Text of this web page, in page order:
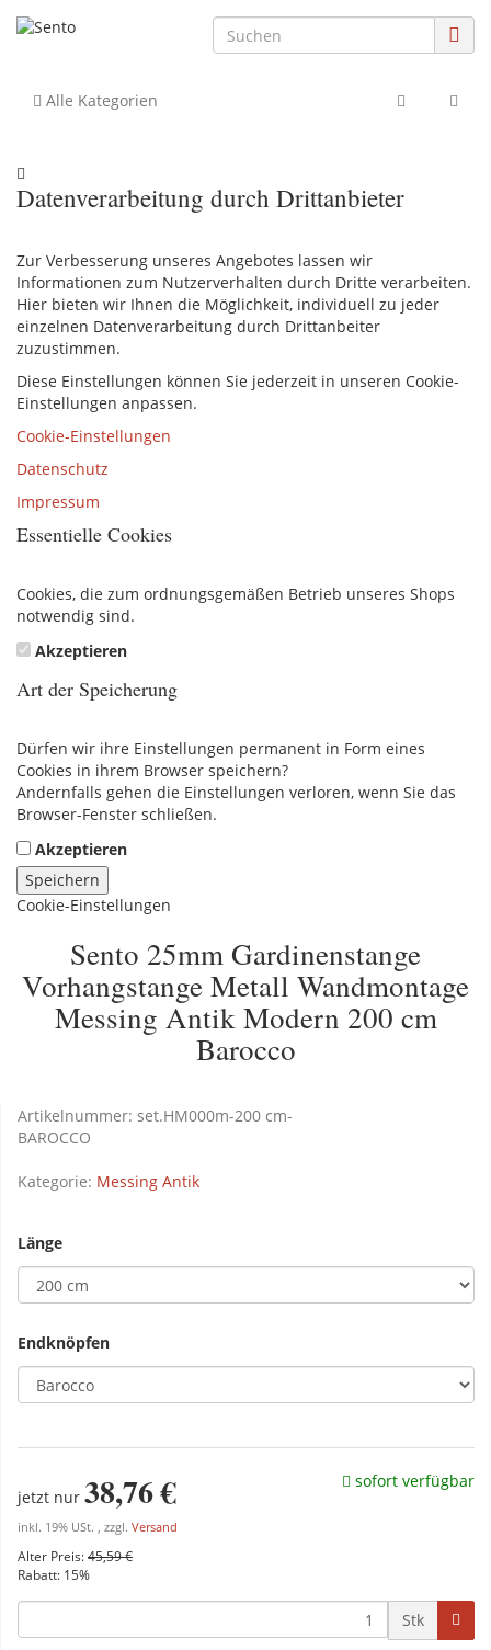
Alle Kategorien
Datenverarbeitung durch Drittanbieter
Zur Verbesserung unseres Angebotes lassen wir
Informationen zum Nutzerverhalten durch Dritte verarbeiten.
Hier bieten wir Ihnen die Möglichkeit, individuell zu jeder
einzelnen Datenverarbeitung durch Drittanbeiter
zuzustimmen.
Diese Einstellungen können Sie jederzeit in unseren Cookie-
Einstellungen anpassen.
Cookie-Einstellungen
Datenschutz
Impressum
Essentielle Cookies
Cookies, die zum ordnungsgemäßen Betrieb unseres Shops
notwendig sind.
Akzeptieren
Art der Speicherung
Dürfen wir ihre Einstellungen permanent in Form eines
Cookies in ihrem Browser speichern?
Andernfalls gehen die Einstellungen verloren, wenn Sie das
Browser-Fenster schließen.
Akzeptieren
Speichern
Cookie-Einstellungen
Sento 25mm Gardinenstange
Vorhangstange Metall Wandmontage
Messing Antik Modern 200 cm
Barocco
Artikelnummer: set.HM000m-200 cm-
BAROCCO
Kategorie: Messing Antik
Länge
Endknöpfen
jetzt nur 38,76 €
inkl. 19% USt. , zzgl. Versand
Alter Preis:45,59 €
Rabatt: 15%
sofort verfügbar
Stk